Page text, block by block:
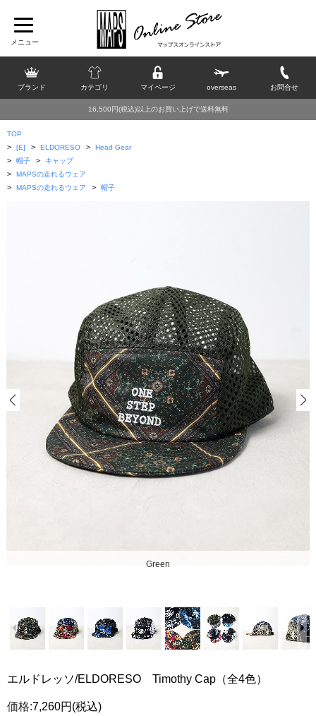
ブランド カテゴリ マイページ overseas お問合せ
16,500円(税込)以上のお買い上げで送料無料
TOP
> [E] > ELDORESO > Head Gear
> 帽子 > キャップ
> MAPSの走れるウェア
> MAPSの走れるウェア > 帽子
Green
エルドレッソ/ELDORESO Timothy Cap（全4色）
価格:7,260円 (税込)